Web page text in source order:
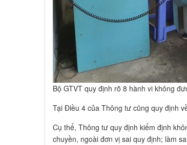
Bộ GTVT quy định rõ 8 hành vi không
Tại Điều 4 của Thông tư cũng quy định
Cụ thể, Thông tư quy định kiểm định
chuyền, ngoài đơn vị sai quy định; làm